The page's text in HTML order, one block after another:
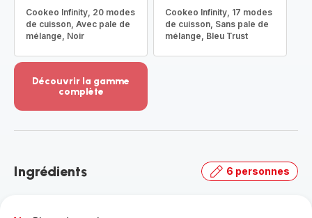
Cookeo Infinity, 20 modes
de cuisson, Avec pale de
mélange, Noir
Cookeo Infinity, 17 modes
de cuisson, Sans pale de
mélange, Bleu Trust
Découvrir la gamme
complète
-
gamme
Ingrédients 6 personnes